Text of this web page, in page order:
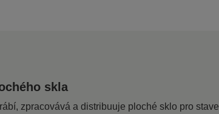
skla
zpracovává a distribuuje ploché sklo pro